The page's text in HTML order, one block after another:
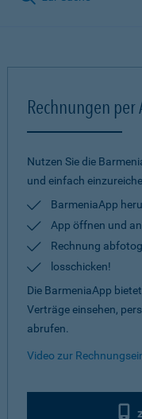
Rechnungen
Nutzen Sie die
und einfach
BarmeniaApp
App öffnen und
Rechnung
losschicken!
Die BarmeniaApp
Verträge einsehen,
abrufen.
Video zur